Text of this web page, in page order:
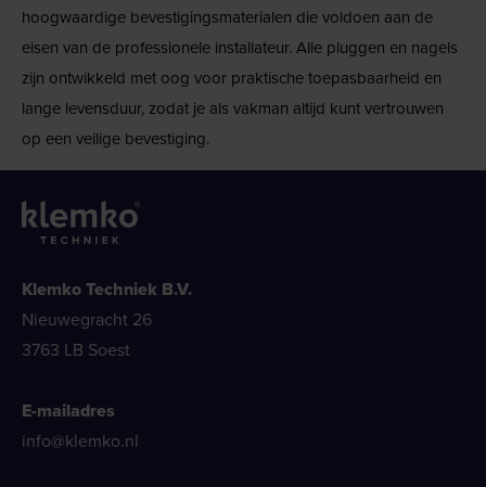
hoogwaardige bevestigingsmaterialen die voldoen aan de
eisen van de professionele installateur. Alle pluggen en nagels
zijn ontwikkeld met oog voor praktische toepasbaarheid en
lange levensduur, zodat je als vakman altijd kunt vertrouwen
op een veilige bevestiging.
Klemko Techniek B.V.
Nieuwegracht 26
3763 LB Soest
E-mailadres
info@klemko.nl